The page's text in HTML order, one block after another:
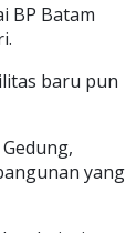
BP Batam
baru pun
yang